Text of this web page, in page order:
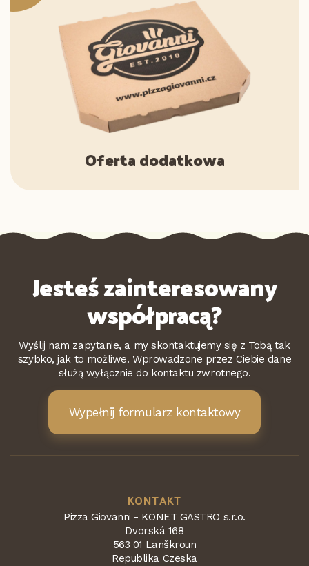
Oferta dodatkowa
Jesteś zainteresowany
współpracą?
Wyślij nam zapytanie, a my skontaktujemy się z Tobą tak
szybko, jak to możliwe. Wprowadzone przez Ciebie dane
służą wyłącznie do kontaktu zwrotnego.
Wypełnij formularz kontaktowy
KONTAKT
Pizza Giovanni - KONET GASTRO s.r.o.
Dvorská 168
563 01 Lanškroun
Republika Czeska